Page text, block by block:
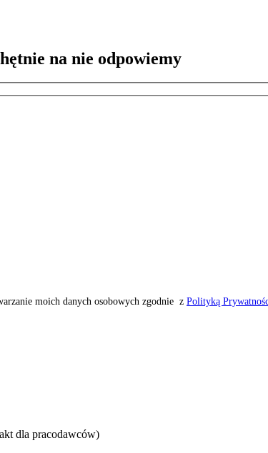
na nie odpowiemy
moich danych osobowych zgodnie z Polityką
dla pracodawców)